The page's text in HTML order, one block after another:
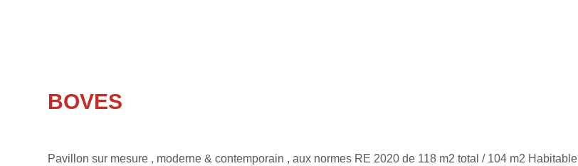
BOVES
Pavillon sur mesure , moderne & contemporain , aux normes RE 2020 de 118 m2 total / 104 m2 Habitable